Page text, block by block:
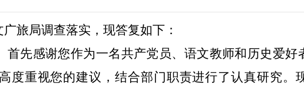
广旅局调查落实，现答复如下：
首先感谢您作为一名共产党员、语文教师和历史爱好
高度重视您的建议，结合部门职责进行了认真研究。